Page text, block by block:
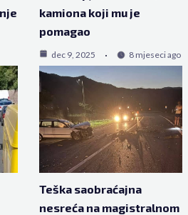
kamiona koji mu je
pomagao
dec 9, 2025 8 mjeseci ago
Teška saobraćajna
nesreća na magistralnom